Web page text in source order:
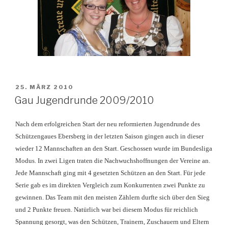
VERÖFFENTLICHT
AM
25. MÄRZ 2010
Gau Jugendrunde 2009/2010
Nach dem erfolgreichen Start der neu reformierten Jugendrunde des
Schützengaues Ebersberg in der letzten Saison gingen auch in dieser
wieder 12 Mannschaften an den Start. Geschossen wurde im Bundesliga
Modus. In zwei Ligen traten die Nachwuchshoffnungen der Vereine an.
Jede Mannschaft ging mit 4 gesetzten Schützen an den Start. Für jede
Serie gab es im direkten Vergleich zum Konkurrenten zwei Punkte zu
gewinnen. Das Team mit den meisten Zählern durfte sich über den Sieg
und 2 Punkte freuen. Natürlich war bei diesem Modus für reichlich
Spannung gesorgt, was den Schützen, Trainern, Zuschauern und Eltern